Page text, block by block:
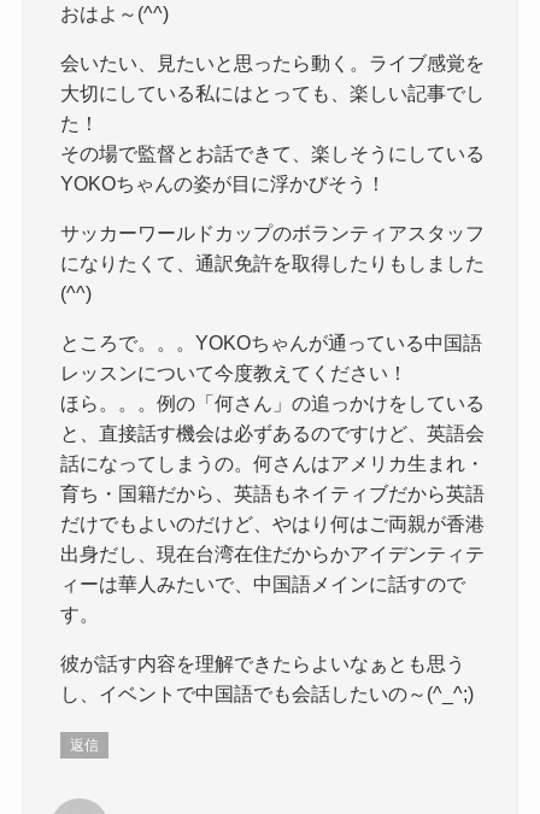
おはよ～(^^)
会いたい、見たいと思ったら動く。ライブ感覚を
大切にしている私にはとっても、楽しい記事でし
た！
その場で監督とお話できて、楽しそうにしている
YOKOちゃんの姿が目に浮かびそう！
サッカーワールドカップのボランティアスタッフ
になりたくて、通訳免許を取得したりもしました
(^^)
ところで。。。YOKOちゃんが通っている中国語
レッスンについて今度教えてください！
ほら。。。例の「何さん」の追っかけをしている
と、直接話す機会は必ずあるのですけど、英語会
話になってしまうの。何さんはアメリカ生まれ・
育ち・国籍だから、英語もネイティブだから英語
だけでもよいのだけど、やはり何はご両親が香港
出身だし、現在台湾在住だからかアイデンティテ
ィーは華人みたいで、中国語メインに話すので
す。
彼が話す内容を理解できたらよいなぁとも思う
し、イベントで中国語でも会話したいの～(^_^;)
返信